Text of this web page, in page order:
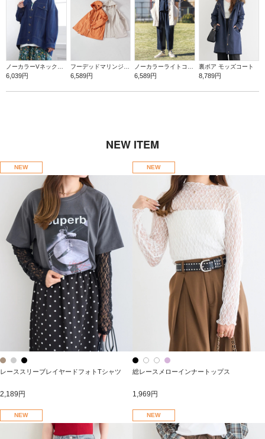
6,039円 6,589円 6,589円
裏ボア モッズコート
8,789円
NEW ITEM
NEW
レーススリーブレイヤードフォトTシャツ
2,189円
NEW
総レースメローインナートップス
1,969円
NEW NEW